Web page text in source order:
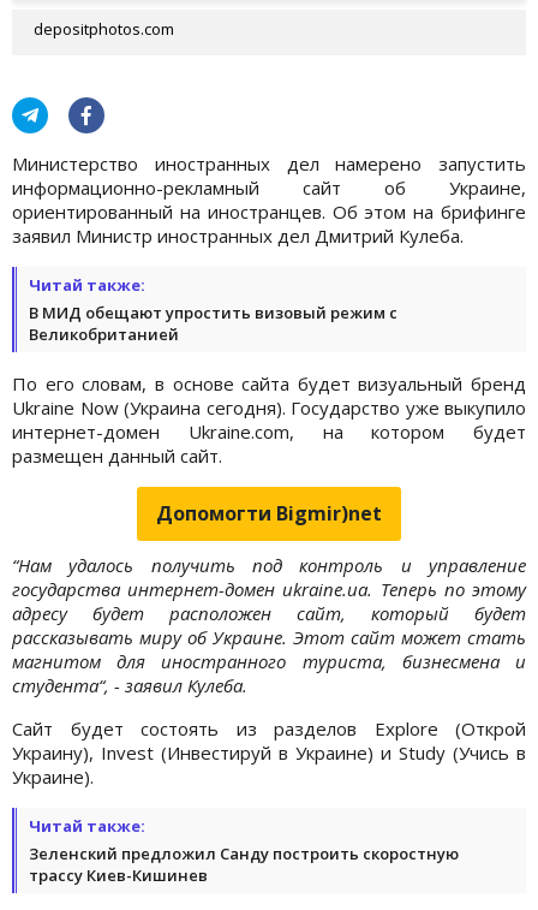
depositphotos.com
Министерство иностранных дел намерено запустить
информационно-рекламный сайт об Украине,
ориентированный на иностранцев. Об этом на брифинге
заявил Министр иностранных дел Дмитрий Кулеба.
Читай также:
В МИД обещают упростить визовый режим с
Великобританией
По его словам, в основе сайта будет визуальный бренд
Ukraine Now (Украина сегодня). Государство уже выкупило
интернет-домен Ukraine.com, на котором будет
размещен данный сайт.
Допомогти Bigmir)net
“Нам удалось получить под контроль и управление
государства интернет-домен ukraine.ua. Теперь по этому
адресу будет расположен сайт, который будет
рассказывать миру об Украине. Этот сайт может стать
магнитом для иностранного туриста, бизнесмена и
студента“, - заявил Кулеба.
Сайт будет состоять из разделов Explore (Открой
Украину), Invest (Инвестируй в Украине) и Study (Учись в
Украине).
Читай также:
Зеленский предложил Санду построить скоростную
трассу Киев-Кишинев